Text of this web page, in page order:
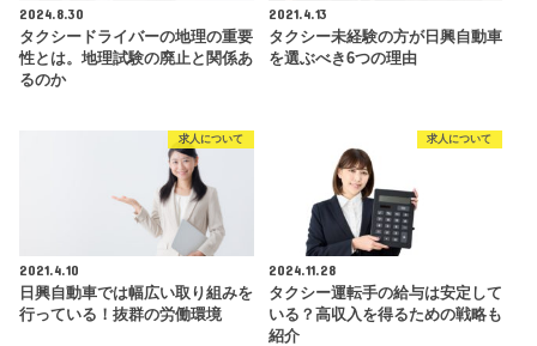
2024.8.30
タクシードライバーの地理の重要
性とは。地理試験の廃止と関係あ
るのか
2021.4.13
タクシー未経験の方が日興自動車
を選ぶべき6つの理由
求人について
2021.4.10
日興自動車では幅広い取り組みを
行っている！抜群の労働環境
求人について
2024.11.28
タクシー運転手の給与は安定して
いる？高収入を得るための戦略も
紹介